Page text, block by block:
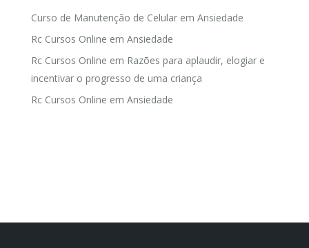
Curso de Manutenção de Celular em Ansiedade
Rc Cursos Online em Ansiedade
Rc Cursos Online em Razões para aplaudir, elogiar e
incentivar o progresso de uma criança
Rc Cursos Online em Ansiedade